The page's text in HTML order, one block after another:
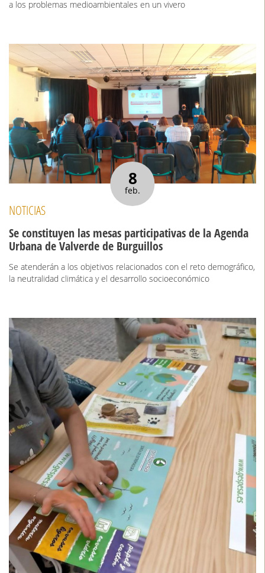
a los problemas medioambientales en un vivero
8
feb.
NOTICIAS
Se constituyen las mesas participativas de la Agenda
Urbana de Valverde de Burguillos
Se atenderán a los objetivos relacionados con el reto demográfico,
la neutralidad climática y el desarrollo socioeconómico